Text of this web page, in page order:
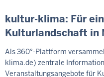
kultur-klima: Für
Kulturlandschaft in
Als 360°-Plattform
klima.de) zentrale
Veranstaltungsangebote für